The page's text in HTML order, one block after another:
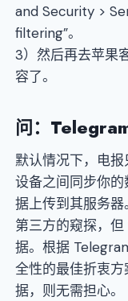
and Security >
filtering”。
3）然后再去苹果
容了。
问：
默认情况下，电
设备之间同步你
据上传到其服务
第三方的窥探，
据。根据
全性的最佳折衷
据，则无需担心。